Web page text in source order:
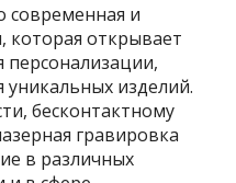
современная и
которая открывает
уникальных изделий.
бесконтактному
гравировка
в различных